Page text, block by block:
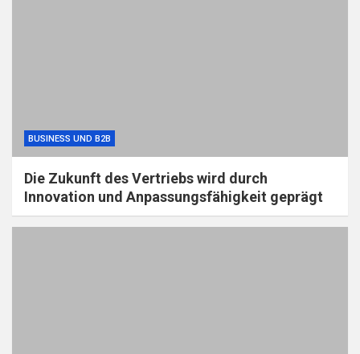
BUSINESS UND B2B
Die Zukunft des Vertriebs wird durch
Innovation und Anpassungsfähigkeit geprägt